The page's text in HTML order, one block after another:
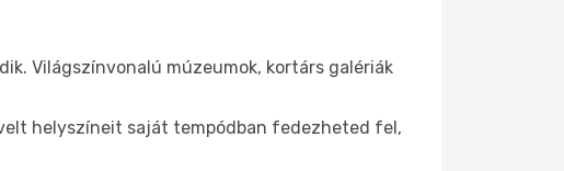
Világszínvonalú múzeumok, kortárs galériák
helyszíneit saját tempódban fedezheted fel,